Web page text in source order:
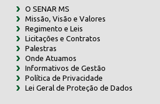
O SENAR MS
Missão, Visão e Valores
Regimento e Leis
Licitações e Contratos
Palestras
Onde Atuamos
Informativos de Gestão
Política de Privacidade
Lei Geral de Proteção de Dados